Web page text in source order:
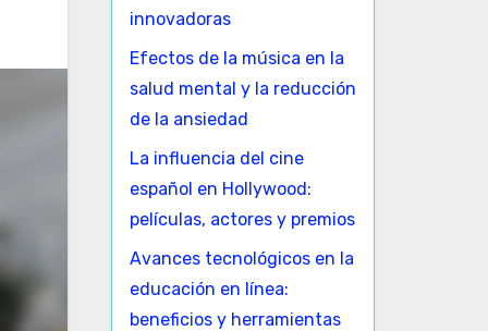
innovadoras
Efectos de la música en la
salud mental y la reducción
de la ansiedad
La influencia del cine
español en Hollywood:
películas, actores y premios
Avances tecnológicos en la
educación en línea:
beneficios y herramientas